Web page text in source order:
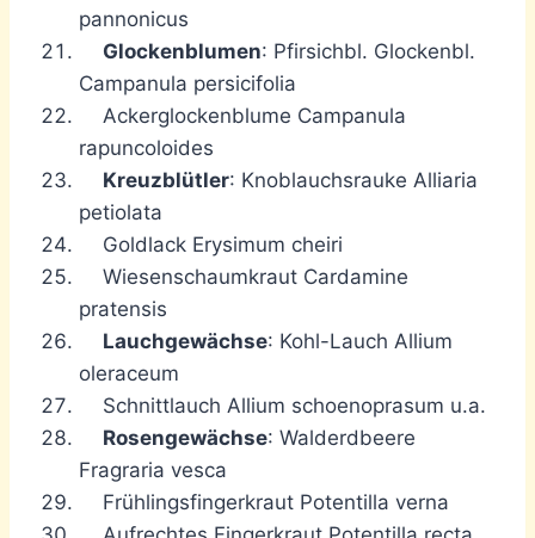
pannonicus
Glockenblumen: Pfirsichbl. Glockenbl.
Campanula persicifolia
Ackerglockenblume Campanula
rapuncoloides
Kreuzblütler: Knoblauchsrauke Alliaria
petiolata
Goldlack Erysimum cheiri
Wiesenschaumkraut Cardamine
pratensis
Lauchgewächse: Kohl-Lauch Allium
oleraceum
Schnittlauch Allium schoenoprasum u.a.
Rosengewächse: Walderdbeere
Fragraria vesca
Frühlingsfingerkraut Potentilla verna